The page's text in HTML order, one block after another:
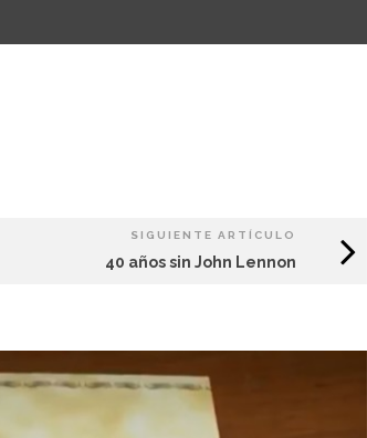
SIGUIENTE ARTÍCULO
40 años sin John Lennon